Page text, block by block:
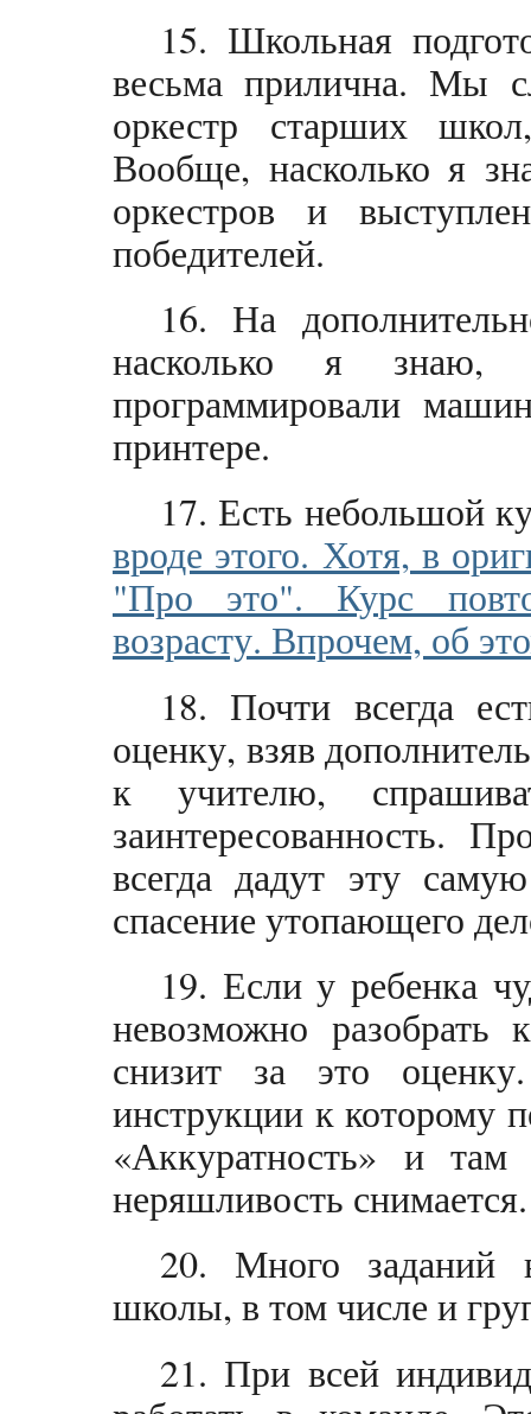
15. Школьная
весьма прилична. Мы
оркестр старших
Вообще, насколько я
оркестров и
победителей.
16. На
насколько я знаю,
программировали
принтере.
17. Есть небольшой
вроде этого. Хотя, в
"Про это". Курс
возрасту. Впрочем, об
18. Почти всегда
оценку, взяв
к учителю,
заинтересованность.
всегда дадут эту
спасение утопающего
19. Если у ребенка
невозможно разобрать
снизит за это
инструкции к которому
«Аккуратность» и там
неряшливость снимается.
20. Много заданий
школы, в том числе и
21. При всей